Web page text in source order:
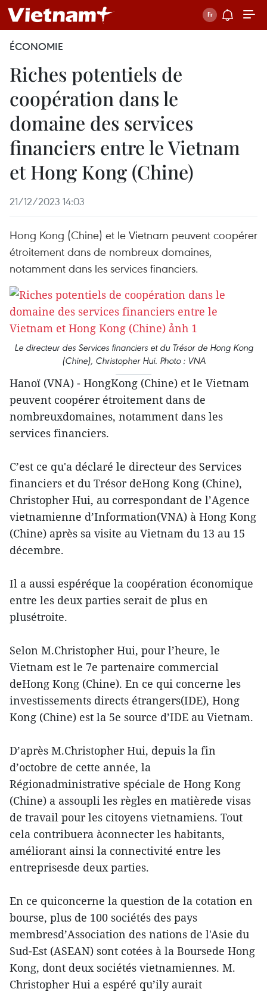
ÉCONOMIE
Riches potentiels de
coopération dans le
domaine des services
financiers entre le Vietnam
et Hong Kong (Chine)
21/12/2023 14:03
Hong Kong (Chine) et le Vietnam peuvent coopérer
étroitement dans de nombreux domaines,
notamment dans les services financiers.
Le directeur des Services financiers et du Trésor de Hong Kong
(Chine), Christopher Hui. Photo : VNA
Hanoï (VNA) - HongKong (Chine) et le Vietnam
peuvent coopérer étroitement dans de
nombreuxdomaines, notamment dans les
services financiers.
C’est ce qu'a déclaré le directeur des Services
financiers et du Trésor deHong Kong (Chine),
Christopher Hui, au correspondant de l’Agence
vietnamienne d’Information(VNA) à Hong Kong
(Chine) après sa visite au Vietnam du 13 au 15
décembre.
Il a aussi espéréque la coopération économique
entre les deux parties serait de plus en
plusétroite.
Selon M.Christopher Hui, pour l’heure, le
Vietnam est le 7e partenaire commercial
deHong Kong (Chine). En ce qui concerne les
investissements directs étrangers(IDE), Hong
Kong (Chine) est la 5e source d’IDE au Vietnam.
D’après M.Christopher Hui, depuis la fin
d’octobre de cette année, la
Régionadministrative spéciale de Hong Kong
(Chine) a assoupli les règles en matièrede visas
de travail pour les citoyens vietnamiens. Tout
cela contribuera àconnecter les habitants,
améliorant ainsi la connectivité entre les
entreprisesde deux parties.
En ce quiconcerne la question de la cotation en
bourse, plus de 100 sociétés des pays
membresd’Association des nations de l'Asie du
Sud-Est (ASEAN) sont cotées à la Boursede Hong
Kong, dont deux sociétés vietnamiennes. M.
Christopher Hui a espéré qu’ily aurait